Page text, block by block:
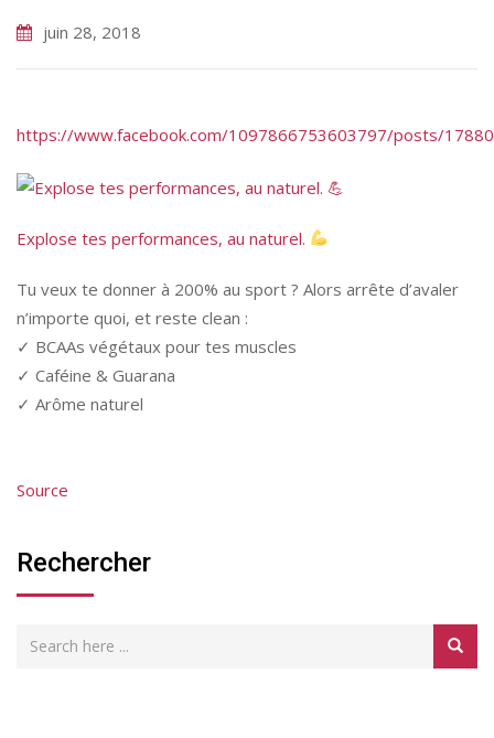
juin 28, 2018
https://www.facebook.com/1097866753603797/posts/
Explose tes performances, au naturel.
Tu veux te donner à 200% au sport ? Alors arrête d’avaler
n’importe quoi, et reste clean :
✓ BCAAs végétaux pour tes muscles
✓ Caféine & Guarana
✓ Arôme naturel
Source
Rechercher